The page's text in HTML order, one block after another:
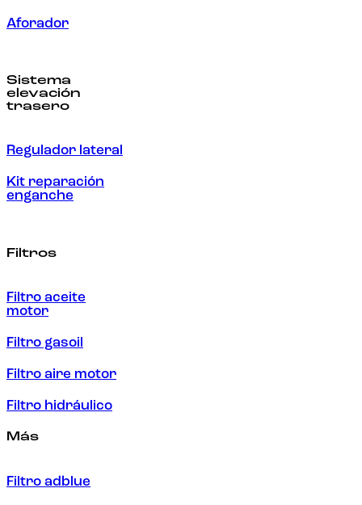
Aforador
Sistema
elevación
trasero
Regulador lateral
Kit reparación
enganche
Filtros
Filtro aceite
motor
Filtro gasoil
Filtro aire motor
Filtro hidráulico
Más
Filtro adblue